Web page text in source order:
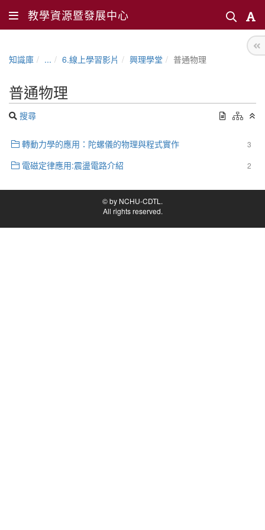
教學資源暨發展中心
知識庫 ... 6.線上學習影片 興理學堂 普通物理
普通物理
搜尋
3
轉動力學的應用：陀螺儀的物理與程式實作
2
電磁定律應用:震盪電路介紹
© by NCHU-CDTL.
All rights reserved.